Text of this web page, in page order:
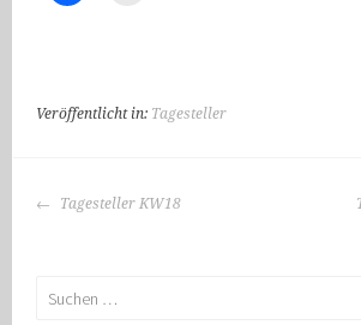
Veröffentlicht in: Tagesteller
BEITRAGS-
Tagesteller KW18
Suchen